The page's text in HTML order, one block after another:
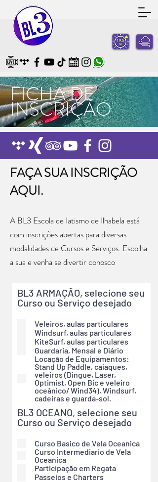
FICHA DE
INSCRIÇÃO
FAÇA SUA INSCRIÇÃO
AQUI.
A BL3 Escola de Iatismo de Ilhabela está
com inscrições abertas para diversas
modalidades de Cursos e Serviços. Escolha
a sua e venha se divertir conosco
BL3 ARMAÇÃO, selecione seu
Curso ou Serviço desejado
Veleiros, aulas particulares
Windsurf, aulas particulares
KiteSurf, aulas particulares
Guardaria, Mensal e Diário
Locação de Equipamentos:
Stand Up Paddle, caiaques,
veleiros (Dingue, Laser,
Optimist, Open Bic e veleiro
oceânico/ Wind34), Windsurf,
cadeiras e guarda-sol.
BL3 OCEANO, selecione seu
Curso ou Serviço desejado
Curso Basico de Vela Oceanica
Curso Intermediario de Vela
Oceanica
Participação em Regata
Passeios e Charters